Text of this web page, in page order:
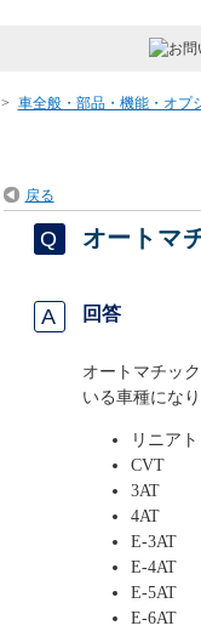
> 車全般・部品・機能・オプ
戻る
オートマ
回答
オートマチッ
いる車種になり
リニア
CVT
3AT
4AT
E-3AT
E-4AT
E-5AT
E-6AT